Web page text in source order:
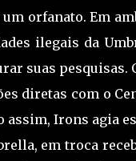
orfanato. Em
ilegais da
suas pesquisas.
diretas com o
assim, Irons agia
em troca